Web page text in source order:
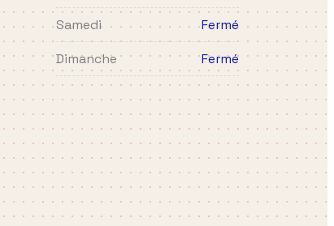
Samedi
Fermé
Dimanche
Fermé